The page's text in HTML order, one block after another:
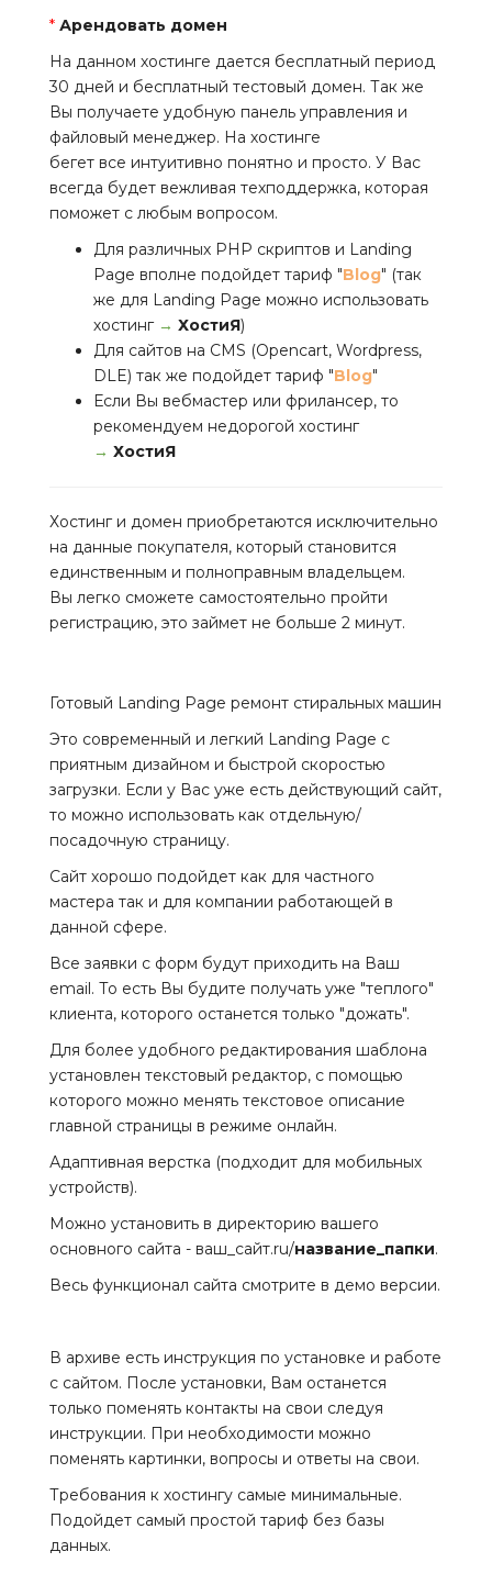
* Арендовать домен
На данном хостинге дается бесплатный период
30 дней и бесплатный тестовый домен. Так же
Вы получаете удобную панель управления и
файловый менеджер. На хостинге
бегет все интуитивно понятно и просто. У Вас
всегда будет вежливая техподдержка, которая
поможет с любым вопросом.
Для различных PHP скриптов и Landing
Page вполне подойдет тариф "Blog" (так
же для Landing Page можно использовать
хостинг → ХостиЯ)
Для сайтов на CMS (Opencart, Wordpress,
DLE) так же подойдет тариф "Blog"
Если Вы вебмастер или фрилансер, то
рекомендуем недорогой хостинг
→ ХостиЯ
Хостинг и домен приобретаются исключительно
на данные покупателя, который становится
единственным и полноправным владельцем.
Вы легко сможете самостоятельно пройти
регистрацию, это займет не больше 2 минут.
Готовый Landing Page ремонт стиральных машин
Это современный и легкий Landing Page с
приятным дизайном и быстрой скоростью
загрузки. Если у Вас уже есть действующий сайт,
то можно использовать как отдельную/
посадочную страницу.
Сайт хорошо подойдет как для частного
мастера так и для компании работающей в
данной сфере.
Все заявки с форм будут приходить на Ваш
email. То есть Вы будите получать уже "теплого"
клиента, которого останется только "дожать".
Для более удобного редактирования шаблона
установлен текстовый редактор, с помощью
которого можно менять текстовое описание
главной страницы в режиме онлайн.
Адаптивная верстка (подходит для мобильных
устройств).
Можно установить в директорию вашего
основного сайта - ваш_сайт.ru/название_папки.
Весь функционал сайта смотрите в демо версии.
В архиве есть инструкция по установке и работе
с сайтом. После установки, Вам останется
только поменять контакты на свои следуя
инструкции. При необходимости можно
поменять картинки, вопросы и ответы на свои.
Требования к хостингу самые минимальные.
Подойдет самый простой тариф без базы
данных.